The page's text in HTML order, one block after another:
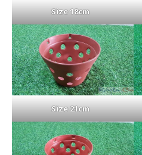
Size 18cm
Size 21cm